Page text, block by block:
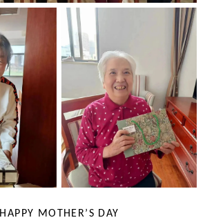
HAPPY MOTHER’S DAY